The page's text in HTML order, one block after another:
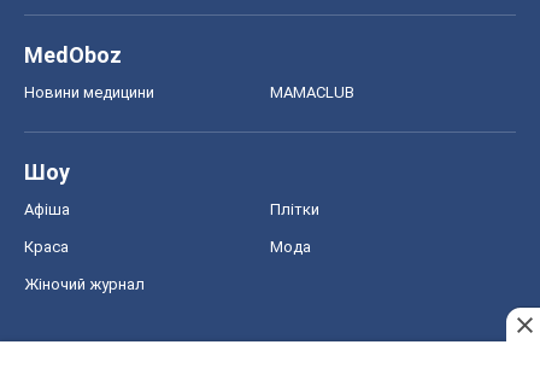
MedOboz
Новини медицини MAMACLUB
Шоу
Афіша Плітки
Краса Мода
Жіночий журнал